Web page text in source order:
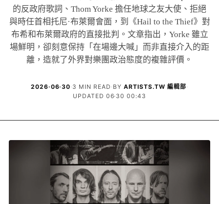
的反政府歌詞、Thom Yorke 擔任地球之友大使、拒絕
與時任首相托尼·布萊爾會面，到《Hail to the Thief》對
布希和布萊爾政府的直接批判。文章指出，Yorke 雖立
場鮮明，卻刻意保持「在場邊大喊」而非直接介入的距
離，造就了外界對樂團政治態度的複雜評價。
2026·06·30· 3 MIN READ · BY ARTISTS.TW 編輯部·
UPDATED 06·30 00:43